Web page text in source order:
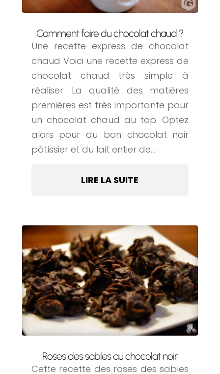
Comment faire du chocolat chaud ?
Une recette express de chocolat
chaud Voici une recette express de
chocolat chaud très simple à
réaliser. La qualité des matières
premières est très importante pour
un chocolat chaud au top. Optez
alors pour du bon chocolat noir
pâtissier et du lait entier de...
LIRE LA SUITE
Roses des sables au chocolat noir
Cette recette des roses des sables